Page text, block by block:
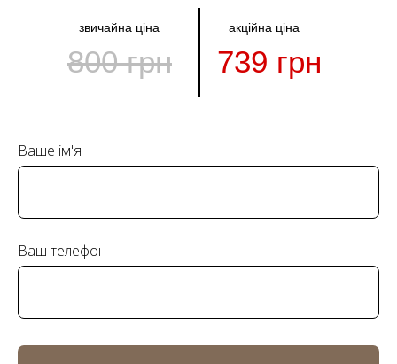
звичайна ціна
800 грн 739 грн
акційна ціна
Ваше ім'я
Ваш телефон